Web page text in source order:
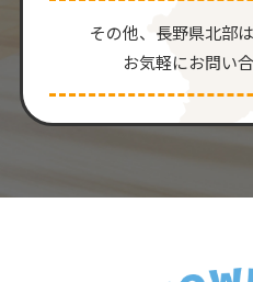
その他、⻑野県北部
お気軽にお問い